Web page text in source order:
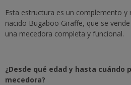
Esta estructura es un complemento y
nacido Bugaboo Giraffe, que se
una mecedora completa y funcional.
¿Desde qué edad y hasta cuándo
mecedora?